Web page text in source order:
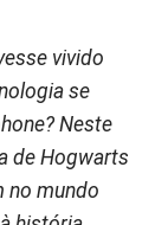
vivido
se
Neste
de Hogwarts
no mundo